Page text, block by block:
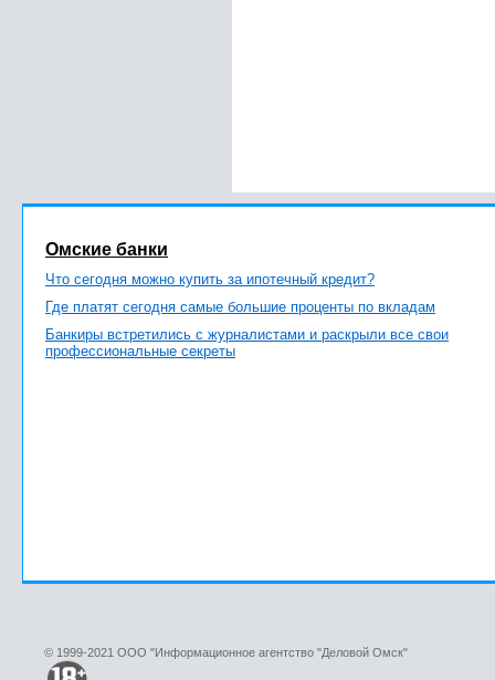
Омские банки
Что сегодня можно купить за ипотечный кредит?
Где платят сегодня самые большие проценты по вкладам
Банкиры встретились с журналистами и раскрыли все свои
профессиональные секреты
© 1999-2021 ООО "Информационное агентство "Деловой Омск"